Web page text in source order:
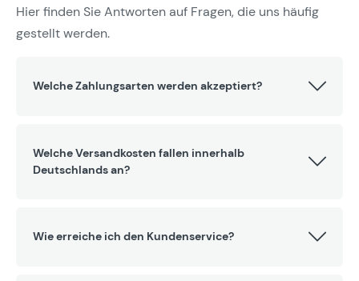
Hier finden Sie Antworten auf Fragen, die uns häufig
gestellt werden.
Welche Zahlungsarten werden akzeptiert?
Welche Versandkosten fallen innerhalb
Deutschlands an?
Wie erreiche ich den Kundenservice?